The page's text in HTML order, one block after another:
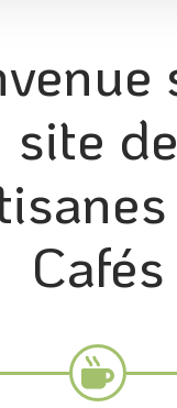
site de
Cafés